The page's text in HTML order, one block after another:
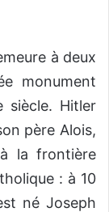
à deux
monument
siècle. Hitler
père Alois,
la frontière
: à 10
né Joseph